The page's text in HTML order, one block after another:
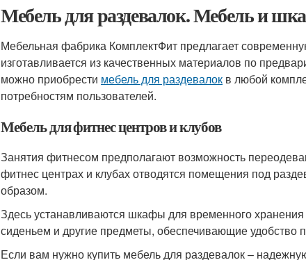
Мебель для раздевалок. Мебель и
Мебельная фабрика КомплектФит предлагает
изготавливается из качественных материалов по
можно приобрести мебель для раздевалок в любой
потребностям пользователей.
Мебель для фитнес центров и клубов
Занятия фитнесом предполагают возможность
фитнес центрах и клубах отводятся помещения под
образом.
Здесь устанавливаются шкафы для временного
сиденьем и другие предметы, обеспечивающие удобство
Если вам нужно купить мебель для раздевалок –